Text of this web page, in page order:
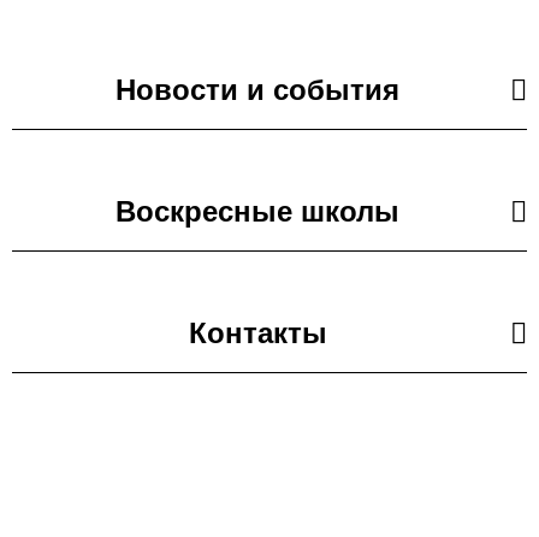
Новости и события
Воскресные школы
Контакты